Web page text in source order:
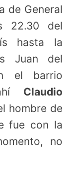
de General
22.30 del
hasta la
Juan del
el barrio
Claudio
hombre de
fue con la
no